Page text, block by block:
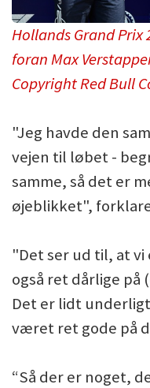
Hollands Grand Prix
foran Max
Copyright Red Bull
"Jeg havde den
vejen til løbet -
samme, så det er
øjeblikket",
"Det ser ud til, at
også ret dårlige
Det er lidt
været ret gode på
“Så der er noget,